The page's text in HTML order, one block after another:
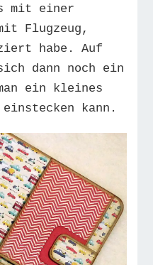
mit einer
Flugzeug,
habe. Auf
dann noch ein
ein kleines
kann.